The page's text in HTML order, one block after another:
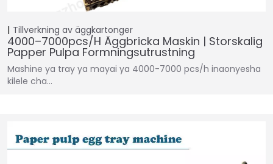
Tillverkning av äggkartonger
4000–7000pcs/h Äggbricka Maskin | Storskalig
Papper Pulpa Formningsutrustning
Mashine ya tray ya mayai ya 4000-7000 pcs/h inaonyesha
kilele cha…